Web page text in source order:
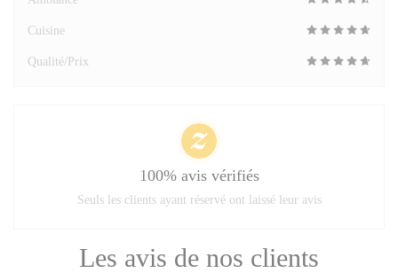
Les avis de nos clients
Cuisine
Qualité/Prix
100% avis vérifiés
Seuls les clients ayant réservé ont laissé leur avis